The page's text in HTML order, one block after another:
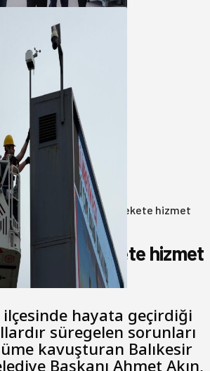
İzleme Ağını
Benim derdim memlekete hizmet
memlekete hizmet
ilçesinde hayata geçirdiği
süregelen sorunları
kavuşturan Balıkesir
Başkanı Ahmet Akın,